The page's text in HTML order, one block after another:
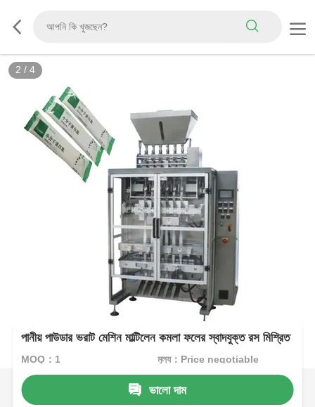
2 / 4
পানীয় পাউডার ভরাট মেশিন মাল্টিলেন কমলা ফলের স্বাদযুক্ত রস মিশ্রিত
MOQ：1 মূল্য：Price negotiable
ভালো দাম